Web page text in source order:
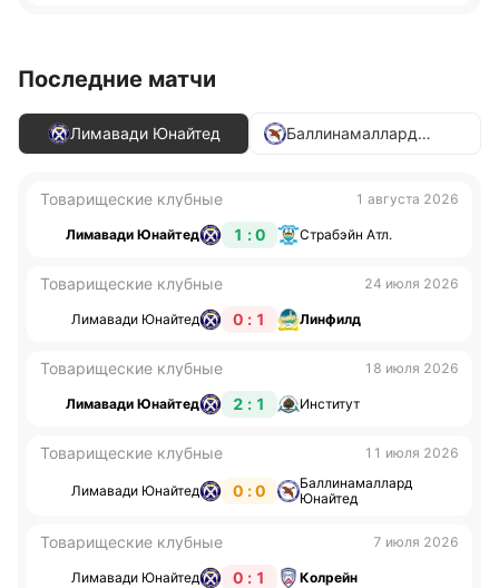
Последние матчи
Лимавади Юнайтед
Баллинамаллард
Товарищеские клубные 1 августа 2026
Лимавади Юнайтед 1 : 0 Страбэйн Атл.
Товарищеские клубные 24 июля 2026
Лимавади Юнайтед 0 : 1 Линфилд
Товарищеские клубные 18 июля 2026
Лимавади Юнайтед 2 : 1 Институт
Товарищеские клубные 11 июля 2026
Лимавади Юнайтед 0 : 0
Баллинамаллард
Юнайтед
Товарищеские клубные 7 июля 2026
Лимавади Юнайтед 0 : 1 Колрейн